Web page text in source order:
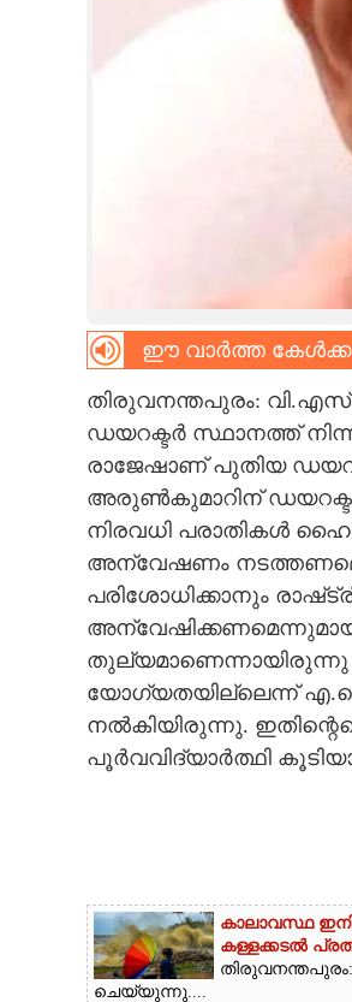
CARTOONS
CONTACT US
ഈ വാർത്ത
തിരുവനന്തപുരം:
ഡയറക്ടർ സ്ഥാനത്ത്
രാജേഷാണ് പുതിയ
അരുൺകുമാറിന്
നിരവധി പരാതികൾ
അന്വേഷണം
പരിശോധിക്കാനും
തുല്യമാണെന്നായിരുന്നു
യോഗ്യതയില്ലെന്ന്
നൽകിയിരുന്നു.
പൂർവവിദ്യാർത്ഥി
കാലാവസ്ഥ
കള്ളക്കടൽ
തിരുവനന്തപുരം:
ചെയ്യുന്നു....